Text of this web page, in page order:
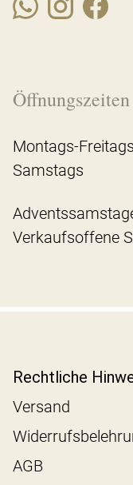
Öffnungszeiten
Montags-Freitags
Samstags
Verkaufsoffene
Rechtliche
Versand
AGB